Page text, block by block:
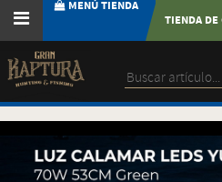
MENÚ TIENDA
TIENDA DE